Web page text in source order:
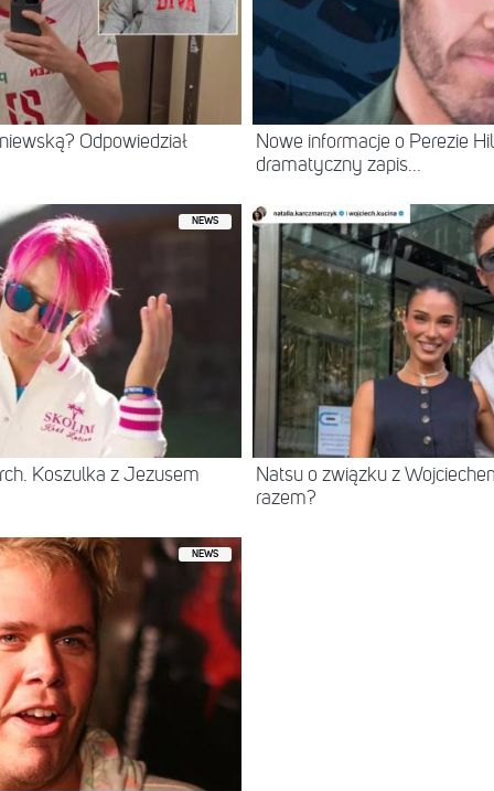
Odpowiedział
Nowe informacje o Perezie
dramatyczny zapis...
NEWS
Koszulka z Jezusem
Natsu o związku z
razem?
NEWS